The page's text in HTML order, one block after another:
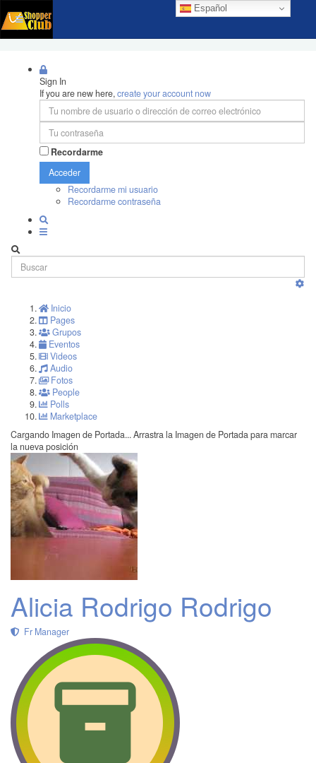
Español
Sign In
If you are new here,create your account now
Recordarme
Acceder
Recordarme mi usuario
Recordarme contraseña
Inicio
Pages
Grupos
Eventos
Videos
Audio
Fotos
People
Polls
Marketplace
Cargando Imagen de Portada... Arrastra la Imagen de Portada para marcar
la nueva posición
Alicia Rodrigo Rodrigo
Fr Manager